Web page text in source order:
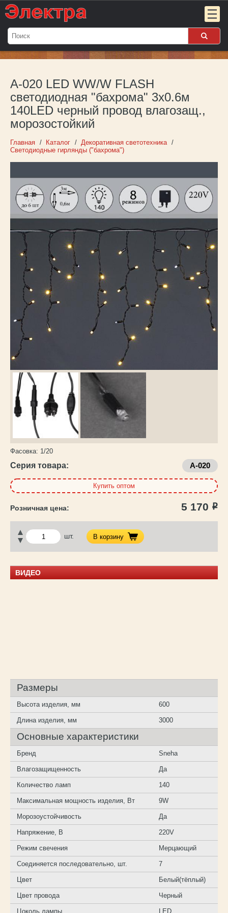
Мой
Пока
пуст
Войти
О компании
Новости
Партнёрам
Контакты
Каталог
товаров
A-020 LED WW/W FLASH
светодиодная "бахрома" 3x0.6м
140LED черный провод влагозащ.,
морозостойкий
Главная Каталог
Декоративная светотехника
Светодиодные гирлянды ("бахрома")
Фасовка: 1/20
Серия товара: A-020
Купить оптом
5 170 Р
шт. В корзину
ВИДЕО
Размеры
Высота изделия, мм 600
Длина изделия, мм 3000
Основные характеристики
Бренд Sneha
Влагозащищенность Да
Количество ламп 140
Максимальная мощность изделия, Вт 9W
Морозоустойчивость Да
Напряжение, В 220V
Режим свечения Мерцающий
Соединяется последовательно, шт. 7
Цвет Белый(тёплый)
Цвет провода Черный
Цоколь лампы LED